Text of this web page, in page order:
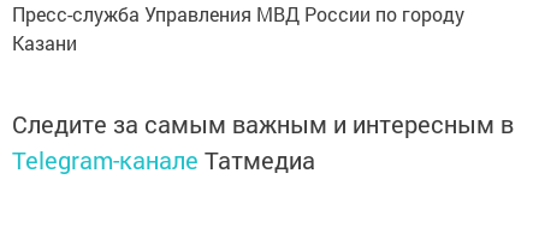
Пресс-служба Управления МВД России по городу
Казани
Следите за самым важным и интересным в
Telegram-канале Татмедиа